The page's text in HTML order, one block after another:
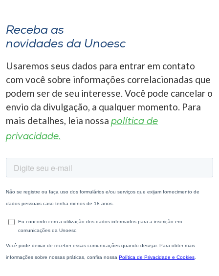
Receba as
novidades da Unoesc
Usaremos seus dados para entrar em contato
com você sobre informações correlacionadas que
podem ser de seu interesse. Você pode cancelar o
envio da divulgação, a qualquer momento. Para
mais detalhes, leia nossa política de
privacidade.